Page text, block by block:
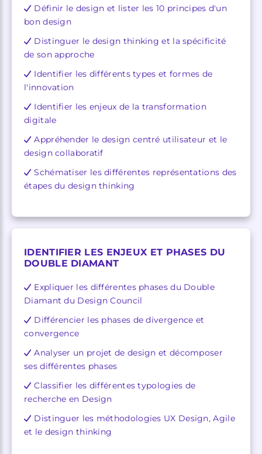
Définir le design et lister les 10 principes d'un
bon design
Distinguer le design thinking et la spécificité
de son approche
Identifier les différents types et formes de
l'innovation
Identifier les enjeux de la transformation
digitale
Appréhender le design centré utilisateur et le
design collaboratif
Schématiser les différentes représentations des
étapes du design thinking
IDENTIFIER LES ENJEUX ET PHASES DU
DOUBLE DIAMANT
Expliquer les différentes phases du Double
Diamant du Design Council
Différencier les phases de divergence et
convergence
Analyser un projet de design et décomposer
ses différentes phases
Classifier les différentes typologies de
recherche en Design
Distinguer les méthodologies UX Design, Agile
et le design thinking